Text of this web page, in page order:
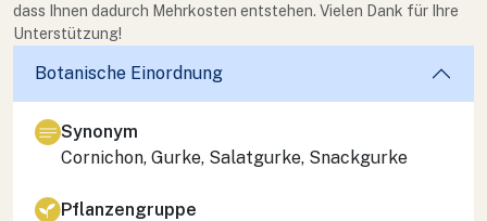
dass Ihnen dadurch Mehrkosten entstehen. Vielen Dank für Ihre
Unterstützung!
Botanische Einordnung
Synonym
Cornichon, Gurke, Salatgurke, Snackgurke
Pflanzengruppe